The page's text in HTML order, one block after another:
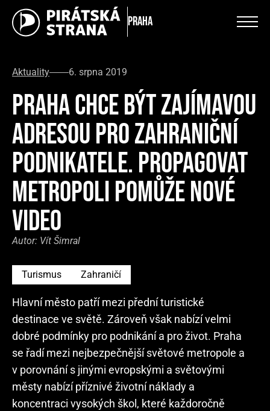
Praha
Aktuality 6. srpna 2019
PRAHA CHCE BÝT ZAJÍMAVOU
ADRESOU PRO ZAHRANIČNÍ
PODNIKATELE. PROPAGOVAT
METROPOLI POMŮŽE NOVÉ
VIDEO
Autor: Vít Šimral
Turismus Zahraničí
Hlavní město patří mezi přední turistické
destinace ve světě. Zároveň však nabízí velmi
dobré podmínky pro podnikání a pro život. Praha
se řadí mezi nejbezpečnější světové metropole a
v porovnání s jinými evropskými a světovými
městy nabízí příznivé životní náklady a
koncentraci vysokých škol, které každoročně